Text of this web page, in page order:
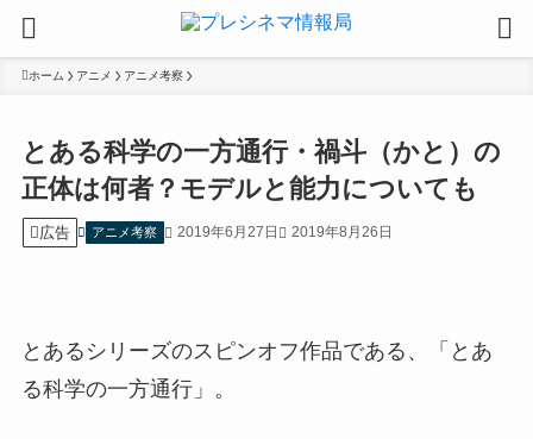
ホーム アニメ アニメ考察
とある科学の一方通行・禍斗（かと）の
正体は何者？モデルと能力についても
広告 アニメ考察 2019年6月27日 2019年8月26日
とあるシリーズのスピンオフ作品である、「とあ
る科学の一方通行」。